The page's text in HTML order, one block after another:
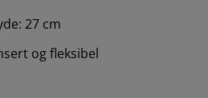
27 cm
og fleksibel